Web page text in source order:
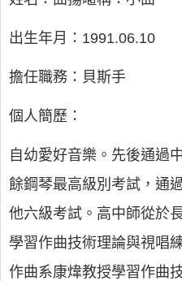
出生年月：1991.06.10
擔任職務：貝斯手
個人簡歷：
自幼愛好音樂。先後通過
餘鋼琴最高級別考試，通
他六級考試。高中師從於
學習作曲技術理論與視唱
作曲系康煒教授學習作曲